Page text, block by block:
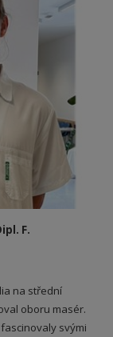
F.
na střední
oboru masér.
svými